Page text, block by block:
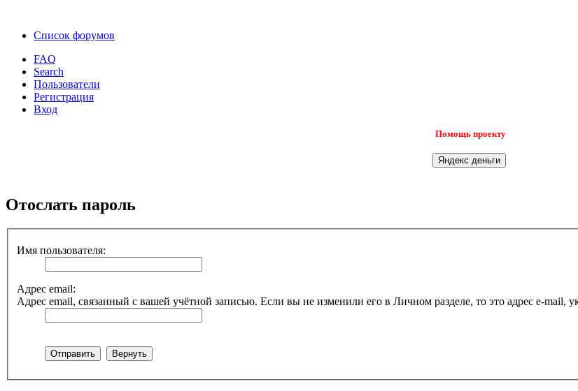
Список форумов
FAQ
Search
Пользователи
Регистрация
Вход
Помощь проекту
Отослать пароль
Имя пользователя:
Адрес email:
Адрес email, связанный с вашей учётной записью. Если вы не изменили его в Личном разделе, то это адрес e-mail,